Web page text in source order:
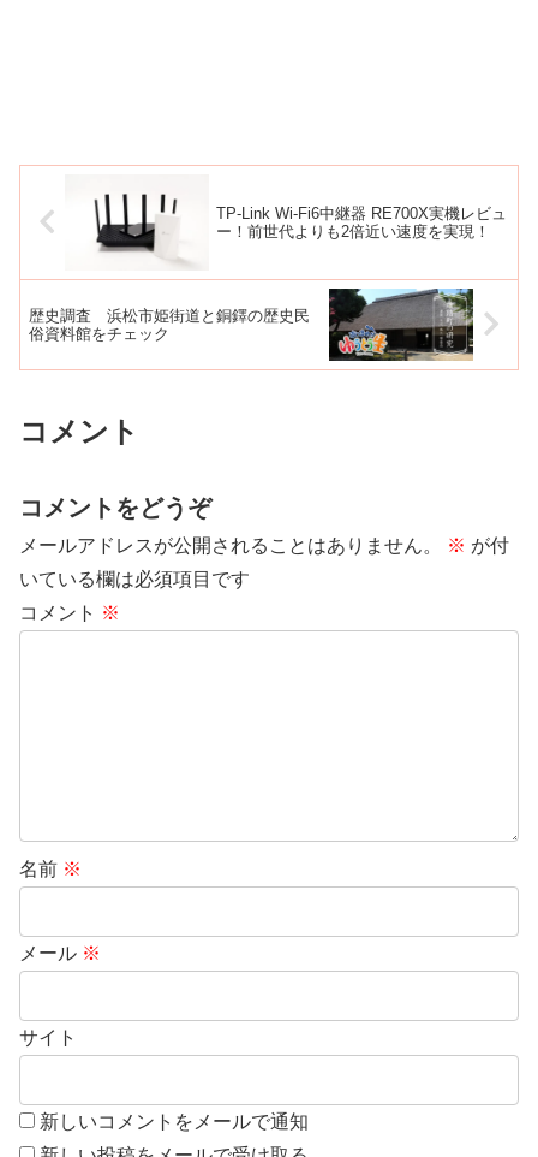
TP-Link Wi-Fi6中継器 RE700X実機レビュ
ー！前世代よりも2倍近い速度を実現！
歴史調査 浜松市姫街道と銅鐸の歴史民
俗資料館をチェック
コメント
コメントをどうぞ
メールアドレスが公開されることはありません。 ※ が付
いている欄は必須項目です
コメント ※
名前 ※
メール ※
サイト
新しいコメントをメールで通知